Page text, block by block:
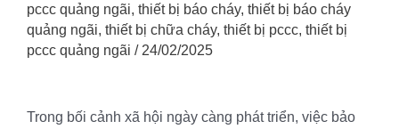
pccc quảng ngãi, thiết bị báo cháy, thiết bị báo cháy
quảng ngãi, thiết bị chữa cháy, thiết bị pccc, thiết bị
pccc quảng ngãi / 24/02/2025
Trong bối cảnh xã hội ngày càng phát triển, việc bảo